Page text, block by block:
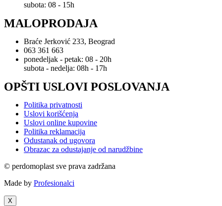
subota: 08 - 15h
MALOPRODAJA
Braće Jerković 233, Beograd
063 361 663
ponedeljak - petak: 08 - 20h
subota - nedelja: 08h - 17h
OPŠTI USLOVI POSLOVANJA
Politika privatnosti
Uslovi korišćenja
Uslovi online kupovine
Politika reklamacija
Odustanak od ugovora
Obrazac za odustajanje od narudžbine
© perdomoplast sve prava zadržana
Made by Profesionalci
X